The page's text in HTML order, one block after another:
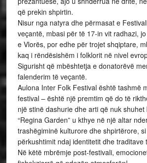
që prekin shpirtin.
Nisur nga natyra dhe përmasat e
veçantë, mbasi për të 17-in vit radhazi,
e Vlorës, por edhe për trojet shqiptare,
kaq i rëndësishëm i folklorit në nivel
Sigurisht që mbështetja e donatorëvë
falenderim të veçantë.
Aulona Inter Folk Festival është tashmë
festival – është një premtim që do të
një stinë dashurie dhe arti që nuk shuhet
“Regina Garden” u kthye në një altar
trashëgiminë kulturore dhe shpirtërore,
përkushtimit ndaj identitetit dhe traditave
Në këtë mbrëmje post-festivali,